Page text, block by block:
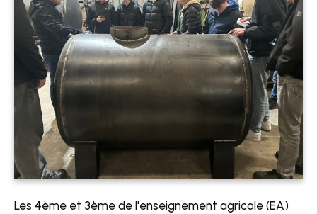
Les 4ème et 3ème de l'enseignement agricole (EA)